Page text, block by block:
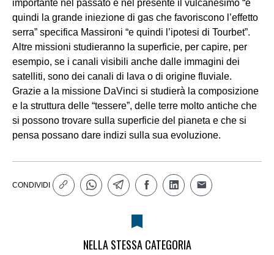
importante nel passato e nel presente il vulcanesimo “e
quindi la grande iniezione di gas che favoriscono l’effetto
serra” specifica Massironi “e quindi l’ipotesi di Tourbet”.
Altre missioni studieranno la superficie, per capire, per
esempio, se i canali visibili anche dalle immagini dei
satelliti, sono dei canali di lava o di origine fluviale.
Grazie a la missione DaVinci si studierà la composizione
e la struttura delle “tessere”, delle terre molto antiche che
si possono trovare sulla superficie del pianeta e che si
pensa possano dare indizi sulla sua evoluzione.
CONDIVIDI
NELLA STESSA CATEGORIA